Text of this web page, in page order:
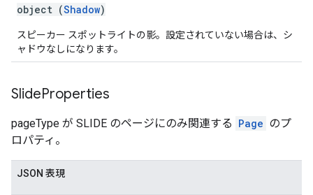
object (Shadow)
スピーカー スポットライトの影。設定されていない場合は、シ
ャドウなしになります。
SlideProperties
pageType が SLIDE のページにのみ関連する Page のプ
ロパティ。
JSON 表現